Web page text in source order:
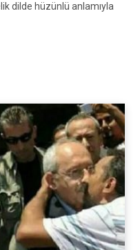
dilde hüzünlü anlamıyla